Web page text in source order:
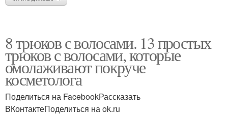
8 трюков с волосами. 13 простых
трюков с волосами, которые
омолаживают покруче
косметолога
Поделиться на FacebookРассказать
ВКонтактеПоделиться на ok.ru